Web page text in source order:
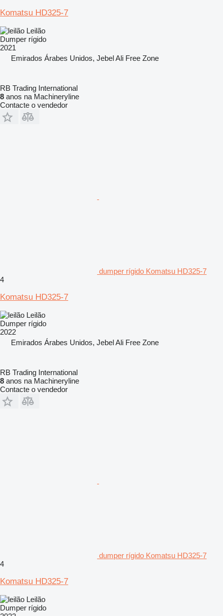
Komatsu HD325-7
Leilão
Dumper rígido
2021
Emirados Árabes Unidos, Jebel Ali Free Zone
RB Trading International
8 anos na Machineryline
Contacte o vendedor
dumper rígido Komatsu HD325-7
4
Komatsu HD325-7
Leilão
Dumper rígido
2022
Emirados Árabes Unidos, Jebel Ali Free Zone
RB Trading International
8 anos na Machineryline
Contacte o vendedor
dumper rígido Komatsu HD325-7
4
Komatsu HD325-7
Leilão
Dumper rígido